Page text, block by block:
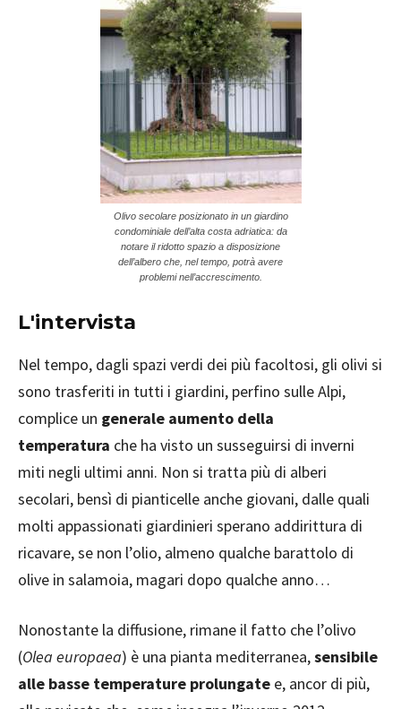
Olivo secolare posizionato in un giardino
condominiale dell’alta costa adriatica: da
notare il ridotto spazio a disposizione
dell’albero che, nel tempo, potrà avere
problemi nell’accrescimento.
L'intervista
Nel tempo, dagli spazi verdi dei più facoltosi, gli olivi si
sono trasferiti in tutti i giardini, perfino sulle Alpi,
complice un generale aumento della
temperatura che ha visto un susseguirsi di inverni
miti negli ultimi anni. Non si tratta più di alberi
secolari, bensì di pianticelle anche giovani, dalle quali
molti appassionati giardinieri sperano addirittura di
ricavare, se non l’olio, almeno qualche barattolo di
olive in salamoia, magari dopo qualche anno…
Nonostante la diffusione, rimane il fatto che l’olivo
(Olea europaea) è una pianta mediterranea,sensibile
alle basse temperature prolungate e, ancor di più,